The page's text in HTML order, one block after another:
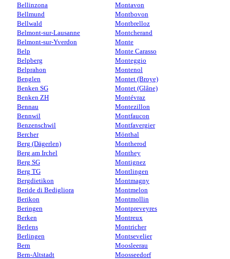
Bellinzona
Bellmund
Bellwald
Belmont-sur-Lausanne
Belmont-sur-Yverdon
Belp
Belpberg
Belprahon
Benglen
Benken SG
Benken ZH
Bennau
Bennwil
Benzenschwil
Bercher
Berg (Dägerlen)
Berg am Irchel
Berg SG
Berg TG
Bergdietikon
Beride di Bedigliora
Berikon
Beringen
Berken
Berlens
Berlingen
Bern
Bern-Altstadt
Montavon
Montbovon
Montbrelloz
Montcherand
Monte
Monte Carasso
Monteggio
Montenol
Montet (Broye)
Montet (Glâne)
Montévraz
Montezillon
Montfaucon
Montfavergier
Mönthal
Montherod
Monthey
Montignez
Montlingen
Montmagny
Montmelon
Montmollin
Montpreveyres
Montreux
Montricher
Montsevelier
Moosleerau
Moosseedorf